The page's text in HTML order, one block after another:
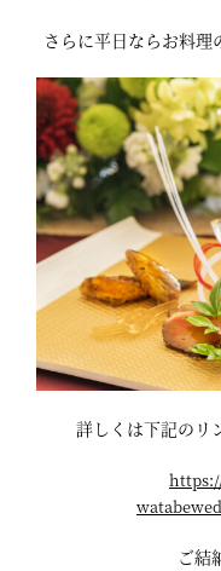
さらに平日ならお料理
詳しくは下記のリ
ご結